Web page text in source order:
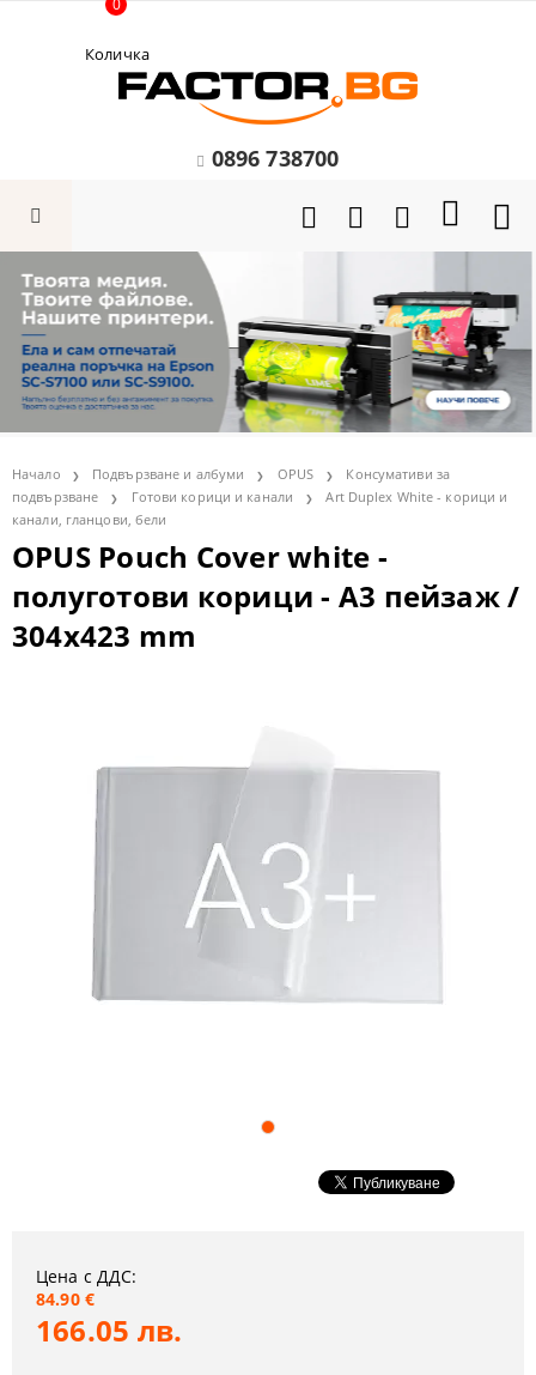
Количка
0
0896 738700
Начало Подвързване и албуми OPUS
Консумативи за
подвързване
Готови корици и канали
Art Duplex White - корици и
канали, гланцови, бели
OPUS Pouch Cover white -
полуготови корици - A3 пейзаж /
304x423 mm
Цена с ДДС:
84.90 €
166.05 лв.